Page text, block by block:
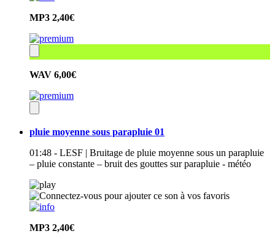
MP3 2,40€
WAV 6,00€
pluie moyenne sous parapluie 01
01:48 - LESF | Bruitage de pluie moyenne sous un parapluie
– pluie constante – bruit des gouttes sur parapluie - météo
MP3 2,40€